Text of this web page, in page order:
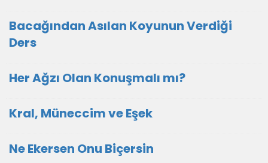
Bacağından Asılan Koyunun Verdiği
Ders
Her Ağzı Olan Konuşmalı mı?
Kral, Müneccim ve Eşek
Ne Ekersen Onu Biçersin